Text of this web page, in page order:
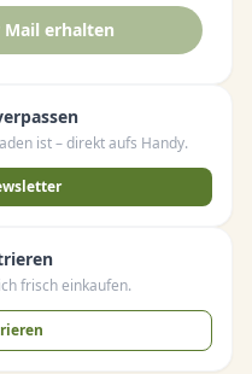
Mail erhalten
ist – direkt aufs Handy.
frisch einkaufen.